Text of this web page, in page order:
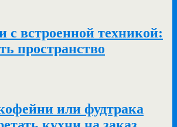
встроенной техникой:
пространство
или фудтрака